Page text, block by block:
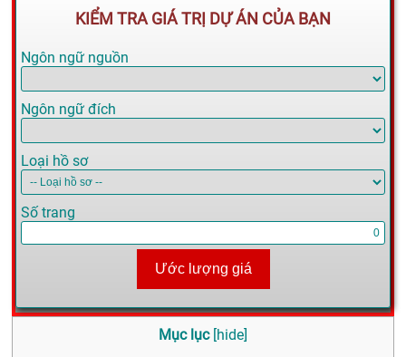
KIỂM TRA GIÁ TRỊ DỰ ÁN CỦA BẠN
Ngôn ngữ nguồn
Ngôn ngữ đích
Loại hồ sơ
Số trang
Ước lượng giá
Mục lục [hide]